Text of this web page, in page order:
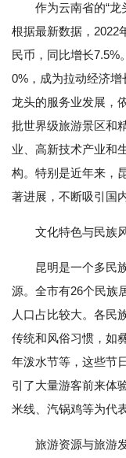
作为云南省的“龙
根据最新数据，2022
民币，同比增长7.5%
0%，成为拉动经济
龙头的服务业发展，
批世界级旅游景区和
业、高新技术产业和
构。特别是近年来，
著进展，不断吸引国
文化特色与民族
昆明是一个多民
源。全市有26个民族
人口占比较大。各民
传统和风俗习惯，如
年泼水节等，这些节
引了大量游客前来体
米线、汽锅鸡等为代
旅游资源与旅游